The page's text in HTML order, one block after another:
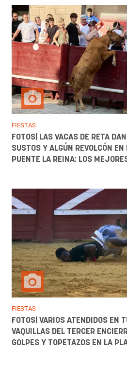
FIESTAS
FOTOS| LAS VACAS DE RETA
SUSTOS Y ALGÚN REVOLCÓN
PUENTE LA REINA: LOS
FIESTAS
FOTOS| VARIOS ATENDIDOS EN
VAQUILLAS DEL TERCER
GOLPES Y TOPETAZOS EN LA